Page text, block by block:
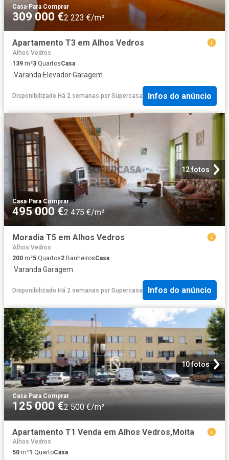
Casa· Para Comprar
309 000 €2 223 €/m²
Apartamento T3 em Alhos Vedros
Alhos Vedros
139 m²3 QuartosCasa
·Varanda·Elevador·Garagem
Disponibilizado Há 2 semanas por Supercasa Infos do anúncio
12 fotos
Casa· Para Comprar
495 000 €2 475 €/m²
Moradia T5 em Alhos Vedros
Alhos Vedros
200 m²5 Quartos2 BanheirosCasa
·Varanda·Garagem
Disponibilizado Há 2 semanas por Supercasa Infos do anúncio
10 fotos
Casa·Para Comprar
125 000 €2 500 €/m²
Apartamento T1 Venda em Alhos Vedros,Moita
Alhos Vedros
50 m²1 QuartoCasa